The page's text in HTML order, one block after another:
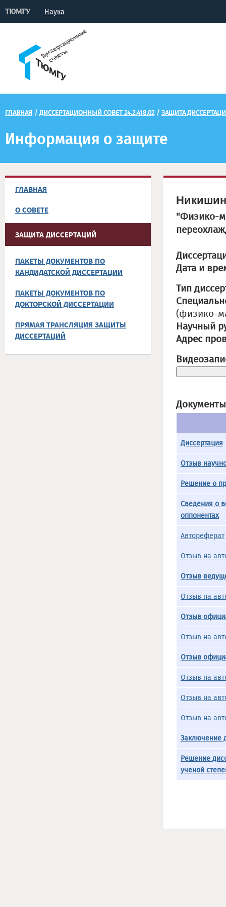
Наука
ГЛАВНАЯ /ДИССЕРТАЦИОННЫЙ СОВЕТ 24.2.418.02 / ЗАЩИТА
Информация о защите
ГЛАВНАЯ
О СОВЕТЕ
ЗАЩИТА ДИССЕРТАЦИЙ
ПАКЕТЫ ДОКУМЕНТОВ ПО
КАНДИДАТСКОЙ ДИССЕРТАЦИИ
ПАКЕТЫ ДОКУМЕНТОВ ПО
ДОКТОРСКОЙ ДИССЕРТАЦИИ
ПРЯМАЯ ТРАНСЛЯЦИЯ ЗАЩИТЫ
ДИССЕРТАЦИЙ
"Физико-
Дата и
Тип
(физико-
Научный
Адрес
Документы
Диссертация
Отзыв
Решение о
Сведения о
оппонентах
Автореферат
Отзыв на
Отзыв
Отзыв на
Отзыв
Отзыв на
Отзыв
Отзыв на
Отзыв на
Отзыв на
Заключение
Решение
ученой